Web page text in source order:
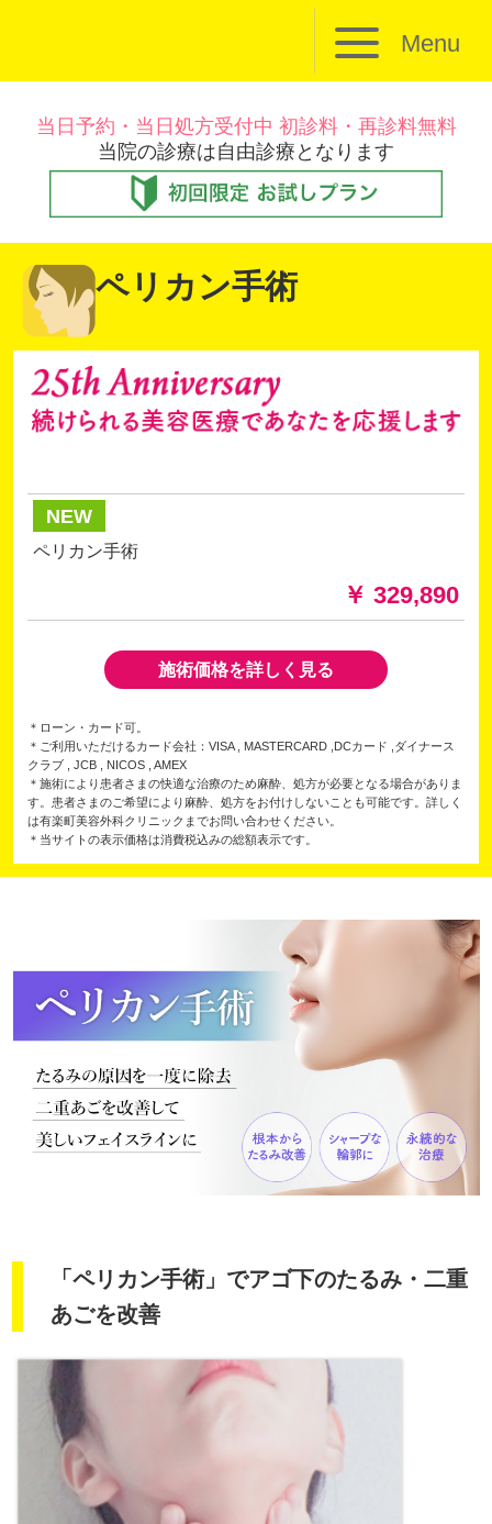
Menu
当日予約・当日処方受付中 初診料・再診料無料
当院の診療は自由診療となります
ペリカン手術
NEW
ペリカン手術
￥ 329,890
施術価格を詳しく見る
＊ローン・カード可。
＊ご利用いただけるカード会社：VISA , MASTERCARD ,DCカード ,ダイナース
クラブ , JCB , NICOS , AMEX
＊施術により患者さまの快適な治療のため麻酔、処方が必要となる場合がありま
す。患者さまのご希望により麻酔、処方をお付けしないことも可能です。詳しく
は有楽町美容外科クリニックまでお問い合わせください。
＊当サイトの表示価格は消費税込みの総額表示です。
「ペリカン手術」でアゴ下のたるみ・二重
あごを改善